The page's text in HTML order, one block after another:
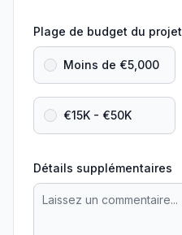
Plage de budget du projet
Moins de €5,000
€15K - €50K
Détails supplémentaires